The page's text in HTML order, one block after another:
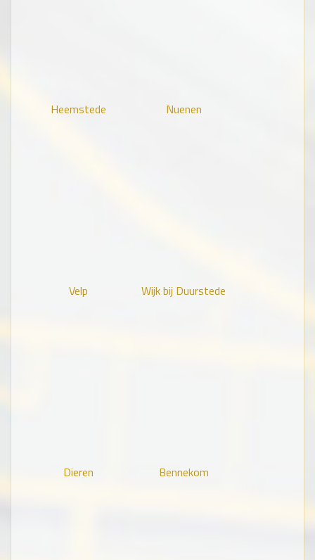
Heemstede Nuenen
Velp Wijk bij Duurstede
Dieren Bennekom